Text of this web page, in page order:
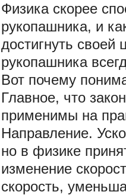
Физика скорее
рукопашника, и
достигнуть своей
рукопашника
Вот почему
Главное, что
применимы на
Направление.
но в физике
изменение
скорость,